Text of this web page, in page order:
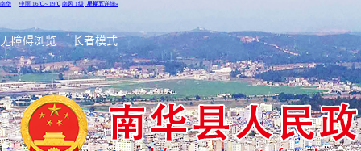
无障碍浏览 长者模式